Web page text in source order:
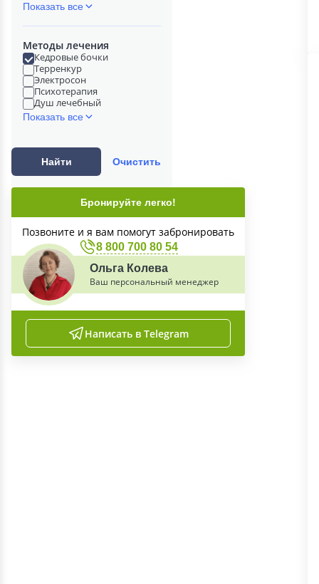
Показать все
Методы лечения
Кедровые бочки
Терренкур
Электросон
Психотерапия
Душ лечебный
Показать все
Найти Очистить
Бронируйте легко!
Позвоните и я вам помогут забронировать
8 800 700 80 54
Ольга Колева
Ваш персональный менеджер
Написать в Telegram